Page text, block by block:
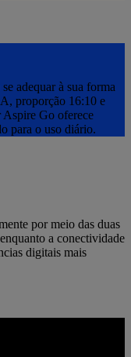
adequar à sua forma
proporção 16:10 e
Go oferece
para o uso diário.
por meio das duas
a conectividade
digitais mais